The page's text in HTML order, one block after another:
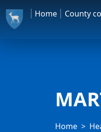
Home County
Home